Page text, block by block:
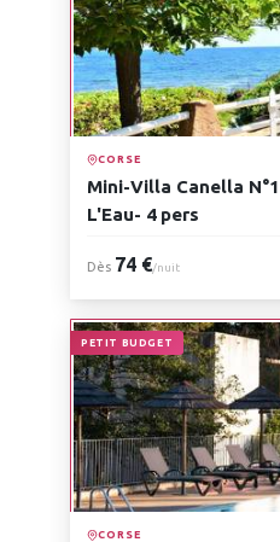
CORSE
Mini-Villa Canella N°1 - Les Pieds Dans
L'Eau- 4 pers
Dès 74 €/nuit
PETIT BUDGET
CORSE